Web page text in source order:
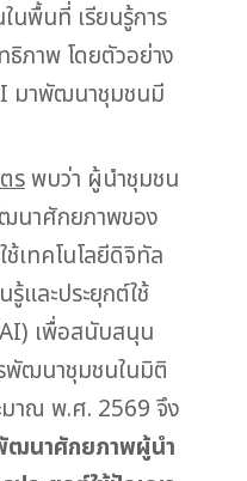
นพื้นที่ เรียนรู้การ
ธิภาพ โดยตัวอย่าง
มาพัฒนาชุมชนมี
รพบว่า ผู้นำชุมชน
นาศักยภาพของ
ช้เทคโนโลยีดิจิทัล
รู้และประยุกต์ใช้
เพื่อสนับสนุน
พัฒนาชุมชนในมิติ
มาณ พ.ศ. 2569 จึง
ฒนาศักยภาพผู้นำ